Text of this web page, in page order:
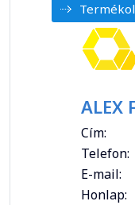
ALEX
Cím:
Telefon:
E-mail:
Honlap: